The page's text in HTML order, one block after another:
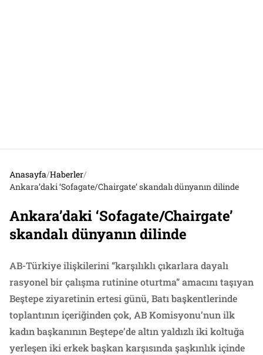
Anasayfa/Haberler/
Ankara’daki ‘Sofagate/Chairgate’ skandalı dünyanın dilinde
Ankara’daki ‘Sofagate/Chairgate’
skandalı dünyanın dilinde
AB-Türkiye ilişkilerini “karşılıklı çıkarlara dayalı
rasyonel bir çalışma rutinine oturtma” amacını taşıyan
Beştepe ziyaretinin ertesi günü, Batı başkentlerinde
toplantının içeriğinden çok, AB Komisyonu’nun ilk
kadın başkanının Beştepe’de altın yaldızlı iki koltuğa
yerleşen iki erkek başkan karşısında şaşkınlık içinde